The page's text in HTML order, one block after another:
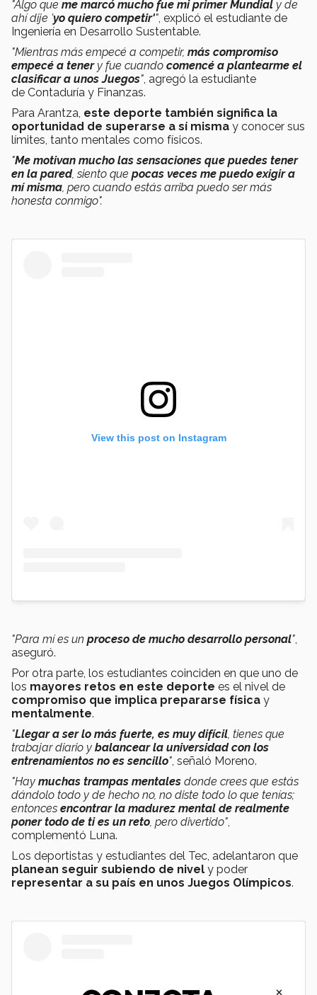
"Algo que me marcó mucho fue mi primer Mundial y de
ahí dije 'yo quiero competir'", explicó el estudiante de
Ingeniería en Desarrollo Sustentable.
"Mientras más empecé a competir, más compromiso
empecé a tener y fue cuando comencé a plantearme el
clasificar a unos Juegos", agregó la estudiante
de Contaduría y Finanzas.
Para Arantza, este deporte también significa la
oportunidad de superarse a sí misma y conocer sus
límites, tanto mentales como físicos.
"Me motivan mucho las sensaciones que puedes tener
en la pared, siento que pocas veces me puedo exigir a
mí misma, pero cuando estás arriba puedo ser más
honesta conmigo".
View this post on Instagram
"Para mí es un proceso de mucho desarrollo personal",
aseguró.
Por otra parte, los estudiantes coinciden en que uno de
los mayores retos en este deporte es el nivel de
compromiso que implica prepararse física y
mentalmente.
"Llegar a ser lo más fuerte, es muy difícil, tienes que
trabajar diario y balancear la universidad con los
entrenamientos no es sencillo", señaló Moreno.
"Hay muchas trampas mentales donde crees que estás
dándolo todo y de hecho no, no diste todo lo que tenías;
entonces encontrar la madurez mental de realmente
poner todo de ti es un reto, pero divertido",
complementó Luna.
Los deportistas y estudiantes del Tec, adelantaron que
planean seguir subiendo de nivel y poder
representar a su país en unos Juegos Olímpicos.